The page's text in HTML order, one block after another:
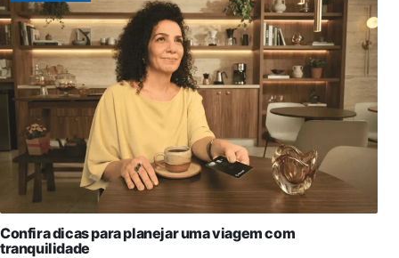
Confira dicas para planejar uma viagem com
tranquilidade